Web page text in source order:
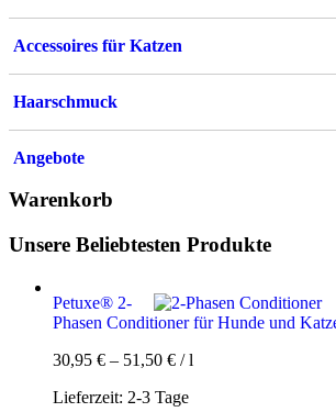
Accessoires für Katzen
Haarschmuck
Angebote
Warenkorb
Unsere Beliebtesten Produkte
Petuxe® 2-
Phasen Conditioner für Hunde und
30,95 € – 51,50 € /l
Lieferzeit: 2-3 Tage